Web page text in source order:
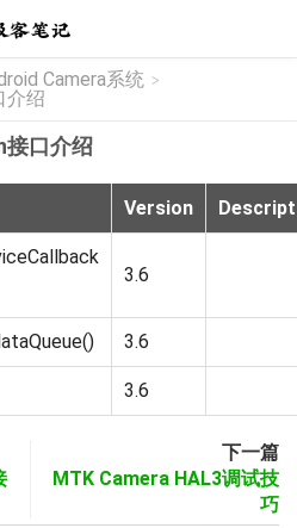
Camera系统 >
介绍
口介绍
Version
3.6
3.6
3.6
下一篇
MTK Camera HAL3调试技
巧